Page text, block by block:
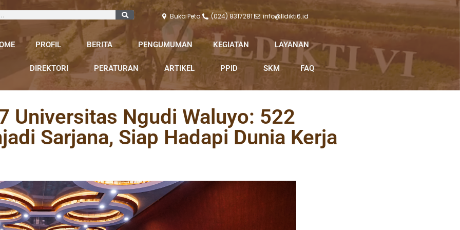
Buka Peta (024) 8317281 info@lldikti6.id
PROFIL BERITA PENGUMUMAN KEGIATAN LAYANAN
DIREKTORI PERATURAN ARTIKEL PPID SKM FAQ
Universitas Ngudi Waluyo: 522
Sarjana, Siap Hadapi Dunia Kerja